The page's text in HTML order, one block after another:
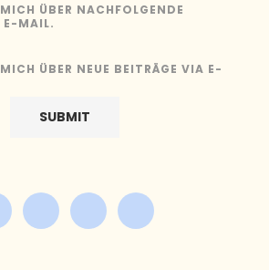
ÜBER NACHFOLGENDE
E-MAIL.
ÜBER NEUE BEITRÄGE VIA E-